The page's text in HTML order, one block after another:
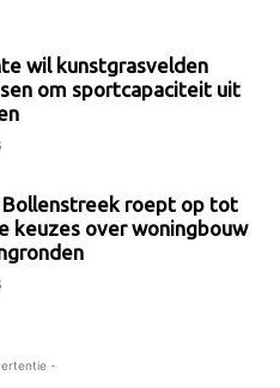
wil kunstgrasvelden
om sportcapaciteit uit
roept op tot
keuzes over woningbouw
-